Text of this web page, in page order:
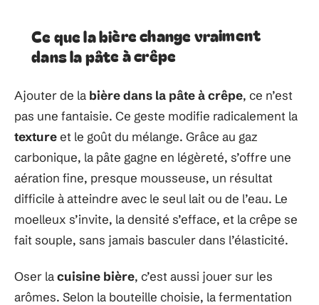
Ce que la bière change vraiment
dans la pâte à crêpe
Ajouter de la bière dans la pâte à crêpe, ce n’est
pas une fantaisie. Ce geste modifie radicalement la
textureet le goût du mélange. Grâce au gaz
carbonique, la pâte gagne en légèreté, s’offre une
aération fine, presque mousseuse, un résultat
difficile à atteindre avec le seul lait ou de l’eau. Le
moelleux s’invite, la densité s’efface, et la crêpe se
fait souple, sans jamais basculer dans l’élasticité.
Oser lacuisine bière, c’est aussi jouer sur les
arômes. Selon la bouteille choisie, la fermentation